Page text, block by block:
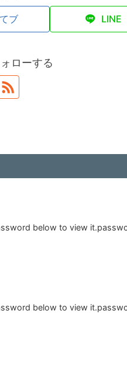
ブ LINE
ローする
below to view
below to view